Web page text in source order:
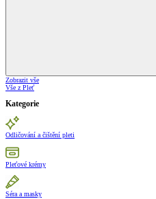
Zobrazit vše
Vše z Pleť
Kategorie
Odličování a čištění pleti
Pleťové krémy
Séra a masky